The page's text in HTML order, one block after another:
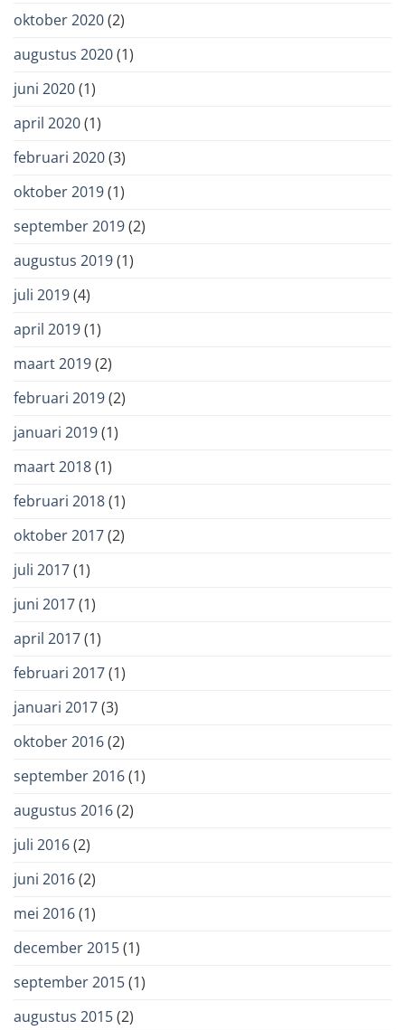
oktober 2020(2)
augustus 2020(1)
juni 2020(1)
april 2020(1)
februari 2020(3)
oktober 2019(1)
september 2019(2)
augustus 2019(1)
juli 2019(4)
april 2019(1)
maart 2019(2)
februari 2019(2)
januari 2019(1)
maart 2018(1)
februari 2018(1)
oktober 2017(2)
juli 2017(1)
juni 2017(1)
april 2017(1)
februari 2017(1)
januari 2017(3)
oktober 2016(2)
september 2016(1)
augustus 2016(2)
juli 2016(2)
juni 2016(2)
mei 2016(1)
december 2015(1)
september 2015(1)
augustus 2015(2)